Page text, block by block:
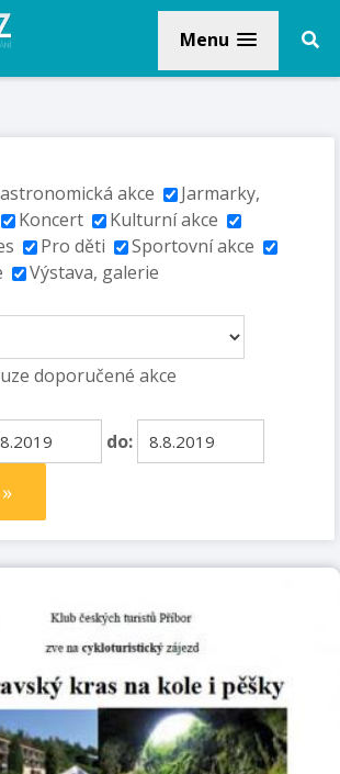
Menu
akce
Jarmarky,
Koncert
Kulturní akce
Pro děti
Sportovní akce
Výstava, galerie
doporučené akce
do: